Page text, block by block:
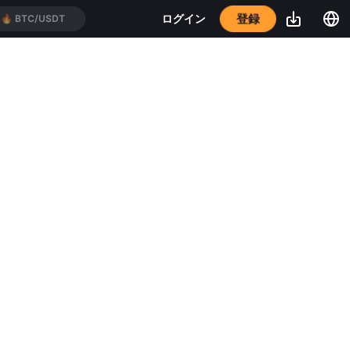
🔥 BTC/USDT ログイン 登録